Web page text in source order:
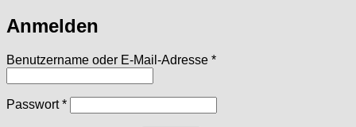
Anmelden
Benutzername oder E-Mail-Adresse *Erforderlich
Passwort*Erforderlich